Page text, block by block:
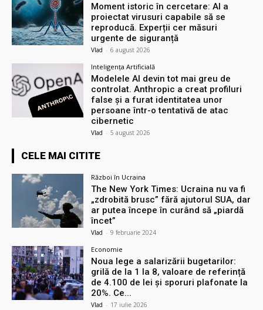
Moment istoric în cercetare: AI a
proiectat virusuri capabile să se
reproducă. Experții cer măsuri
urgente de siguranță
Vlad - 6 august 2026
Inteligența Artificială
Modelele AI devin tot mai greu de
controlat. Anthropic a creat profiluri
false și a furat identitatea unor
persoane într-o tentativă de atac
cibernetic
Vlad - 5 august 2026
CELE MAI CITITE
Război în Ucraina
The New York Times: Ucraina nu va fi
„zdrobită brusc” fără ajutorul SUA, dar
ar putea începe în curând să „piardă
încet”
Vlad - 9 februarie 2024
Economie
Noua lege a salarizării bugetarilor:
grilă de la 1 la 8, valoare de referință
de 4.100 de lei și sporuri plafonate la
20%. Ce...
Vlad - 17 iulie 2026